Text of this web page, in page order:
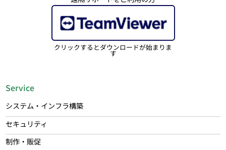
クリックするとダウンロードが始まりま
す
Service
システム・インフラ構築
セキュリティ
制作・販促